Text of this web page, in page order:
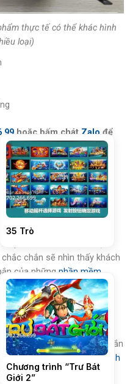
thực tế có thể khác hình
loại)
99 hoặc bấm chát Zalo để
CPU chương
phát triển rất nhiều. Bạn
chắc chắn sẽ nhìn thấy khách
của những phần mềm
kĩ, những con cá cũ rích cứ
và thay thế phần mềm
cao
người đam mê máy bắn
phần mềm chương trình
là người kinh doanh máy
35 Trò
Chương trình “Trư Bát
Giới 2”